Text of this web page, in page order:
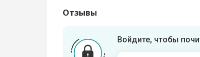
Отзывы
Войдите, чтобы